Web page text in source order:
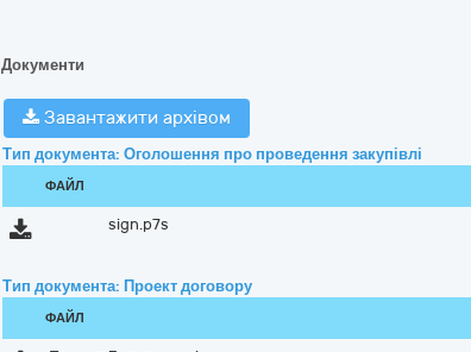
Документи
Завантажити архівом
Тип документа: Оголошення про проведення закупівлі
ФАЙЛ
sign.p7s
Тип документа: Проект договору
ФАЙЛ